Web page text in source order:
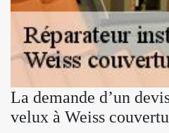
La demande d’un
velux à Weiss